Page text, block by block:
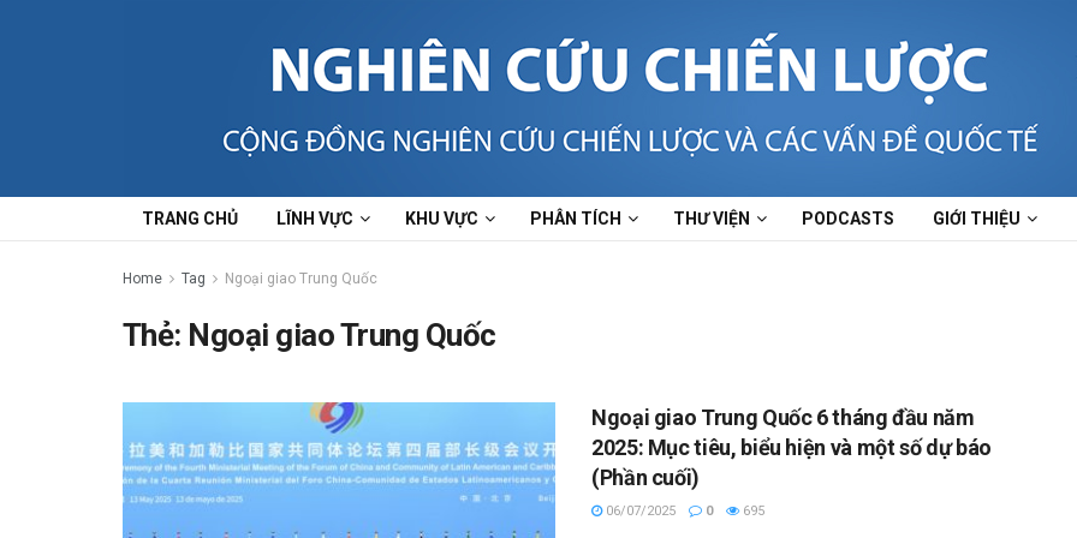
TRANG CHỦ LĨNH VỰC KHU VỰC PHÂN TÍCH THƯ VIỆN PODCASTS GIỚI THIỆU
Home Tag Ngoại giao Trung Quốc
Thẻ: Ngoại giao Trung Quốc
Ngoại giao Trung Quốc 6 tháng đầu năm
2025: Mục tiêu, biểu hiện và một số dự báo
(Phần cuối)
06/07/2025 0 695